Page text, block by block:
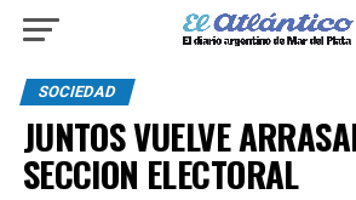
SOCIEDAD
JUNTOS VUELVE
SECCION ELECTORAL